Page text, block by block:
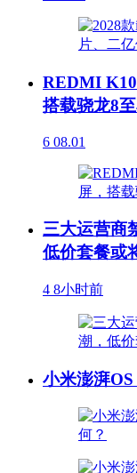
REDMI
搭载骁龙8
6 08.01
三大运营商
低价套餐或
4 8小时前
小米澎湃